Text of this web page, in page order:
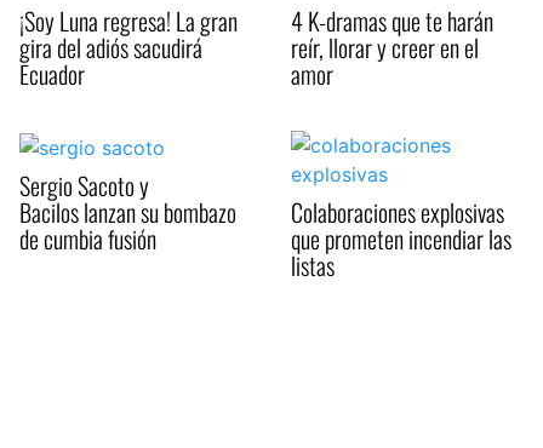
¡Soy Luna regresa! La gran
gira del adiós sacudirá
Ecuador
4 K-dramas que te harán
reír, llorar y creer en el
amor
Sergio Sacoto y
Bacilos lanzan su bombazo
de cumbia fusión
Colaboraciones explosivas
que prometen incendiar las
listas